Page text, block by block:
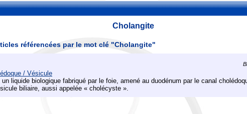
Cholangite
référencées par le mot clé "Cholangite"
/ Vésicule
un liquide biologique fabriqué par le foie, amené au duodénum par le canal
biliaire, aussi appelée « cholécyste ».